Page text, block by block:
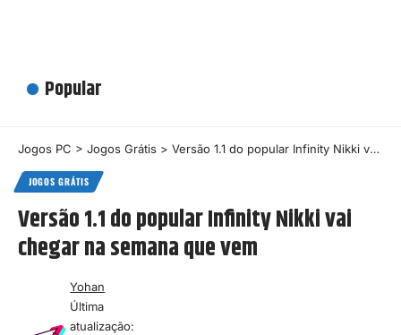
Popular
Jogos PC > Jogos Grátis > Versão 1.1 do popular Infinity Nikki vai chegar na semana que vem
JOGOS GRÁTIS
Versão 1.1 do popular Infinity Nikki vai
chegar na semana que vem
Última
atualização:
Yohan